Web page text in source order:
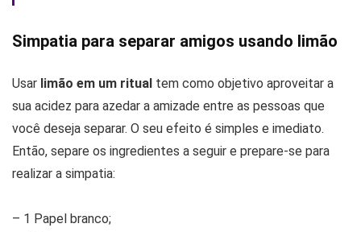
Simpatia para separar amigos usando limão
Usar limão em um ritual tem como objetivo aproveitar a
sua acidez para azedar a amizade entre as pessoas que
você deseja separar. O seu efeito é simples e imediato.
Então, separe os ingredientes a seguir e prepare-se para
realizar a simpatia:
– 1 Papel branco;